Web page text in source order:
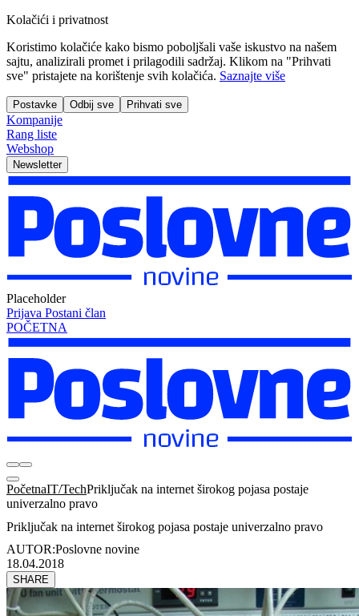
Kolačići i privatnost
Koristimo kolačiće kako bismo poboljšali vaše iskustvo na našem
sajtu, analizirali promet i prilagodili sadržaj. Klikom na "Prihvati
sve" pristajete na korištenje svih kolačića. Saznajte više
Postavke Odbij sve Prihvati sve
Kompanije
Rang liste
Webshop
Newsletter
Placeholder
Prijava Postani član
POČETNA
PočetnaIT/TechPriključak na internet širokog pojasa postaje
univerzalno pravo
Priključak na internet širokog pojasa postaje univerzalno pravo
AUTOR:Poslovne novine
18.04.2018
SHARE